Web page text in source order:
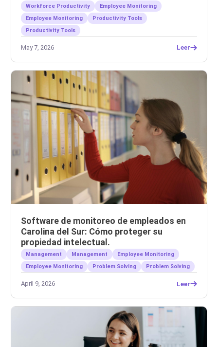
Workforce Productivity
Employee Monitoring
Employee Monitoring
Productivity Tools
Productivity Tools
May 7, 2026 Leer
Software de monitoreo de empleados en
Carolina del Sur: Cómo proteger su
propiedad intelectual.
Management Management
Employee Monitoring
Employee Monitoring
Problem Solving Problem Solving
April 9, 2026 Leer